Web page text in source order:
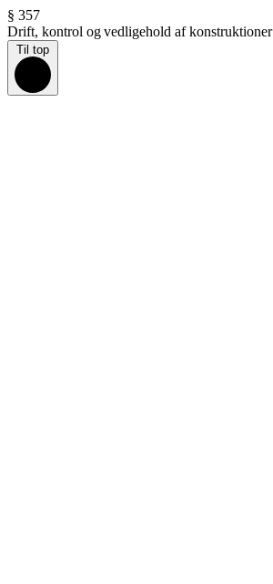
§ 357
Drift, kontrol og vedligehold af konstruktioner
Til top